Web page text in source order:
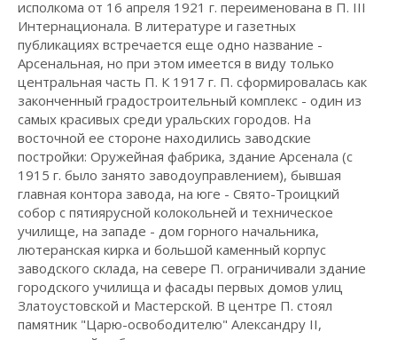
исполкома от 16 апреля 1921 г. переименована в П. III
Интернационала. В литературе и газетных
публикациях встречается еще одно название -
Арсенальная, но при этом имеется в виду только
центральная часть П. К 1917 г. П. сформировалась как
законченный градостроительный комплекс - один из
самых красивых среди уральских городов. На
восточной ее стороне находились заводские
постройки: Оружейная фабрика, здание Арсенала (с
1915 г. было занято заводоуправлением), бывшая
главная контора завода, на юге - Свято-Троицкий
собор с пятиярусной колокольней и техническое
училище, на западе - дом горного начальника,
лютеранская кирка и большой каменный корпус
заводского склада, на севере П. ограничивали здание
городского училища и фасады первых домов улиц
Златоустовской и Мастерской. В центре П. стоял
памятник "Царю-освободителю" Александру II,